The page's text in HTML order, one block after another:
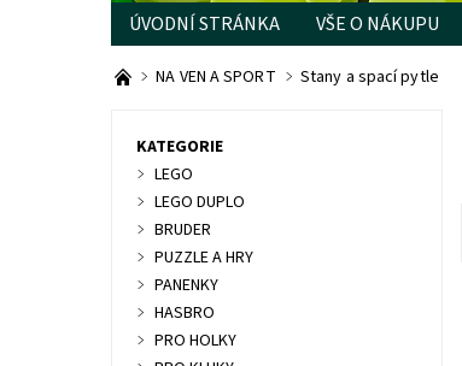
ÚVODNÍ STRÁNKA VŠE O NÁKUPU
PRODÁVANÉ ZNAČKY
NA VEN A SPORT Stany a spací pytle
KATEGORIE
LEGO
LEGO DUPLO
BRUDER
PUZZLE A HRY
PANENKY
HASBRO
PRO HOLKY